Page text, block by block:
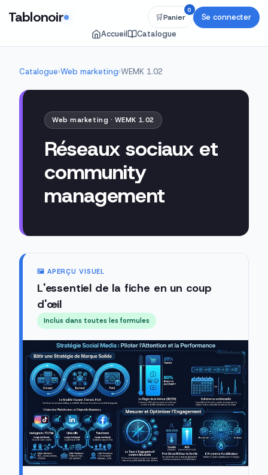
Tablonoir
Accueil Catalogue
🛒Panier
0
Se connecter
Catalogue›Web marketing›WEMK 1.02
Web marketing · WEMK 1.02
Réseaux sociaux et
community
management
🖼️ APERÇU VISUEL
L'essentiel de la fiche en un coup
d'œil
Inclus dans toutes les formules